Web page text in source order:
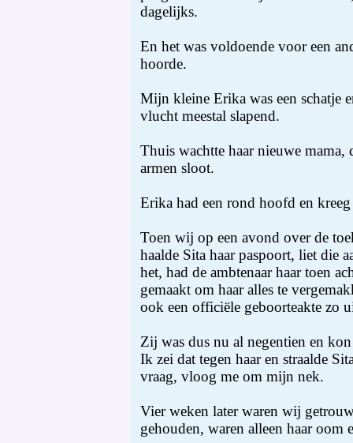
dagelijks.
En het was voldoende voor een
hoorde.
Mijn kleine Erika was een schatje
vlucht meestal slapend.
Thuis wachtte haar nieuwe mama,
armen sloot.
Erika had een rond hoofd en
Toen wij op een avond over de
haalde Sita haar paspoort, liet die
het, had de ambtenaar haar toen
gemaakt om haar alles te
ook een officiële geboorteakte zo
Zij was dus nu al negentien en
Ik zei dat tegen haar en straalde
vraag, vloog me om mijn nek.
Vier weken later waren wij
gehouden, waren alleen haar oom